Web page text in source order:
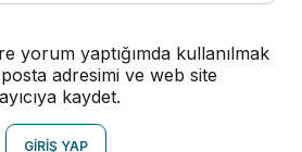
yorum yaptığımda kullanılmak
posta adresimi ve web site
kaydet.
GIRIŞ YAP